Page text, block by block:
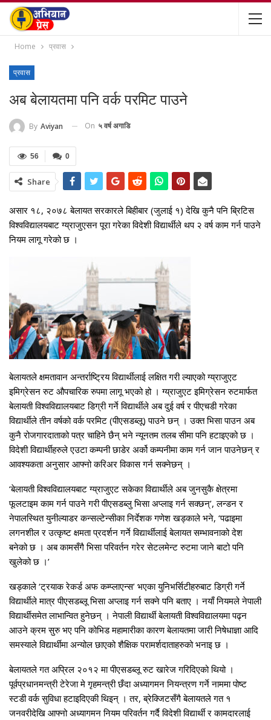
Home प्रवास
प्रवास
अब बेलायतमा पनि वर्क परमिट पाउने
By Aviyan On ५ वर्ष अगाडि
0
56
Share
असार १८, २०७८ बेलायत सरकारले बिहीबार (जुलाई १) देखि कुनै पनि ब्रिटिस
विश्वविद्यालयबाट ग्य्राजुएसन पूरा गरेका विदेशी विद्यार्थीले थप २ वर्ष काम गर्न पाउने
नियम लागू गरेको छ ।
बेलायतले क्षमतावान अन्तर्राष्ट्रिय विद्यार्थीलाई लक्षित गरी ल्याएको ग्य्राजुएट
इमिग्रेसन रुट औपचारिक रुपमा लागू भएको हो । ग्य्राजुएट इमिग्रेसन रुटमार्फत
बेलायती विश्वविद्यालयबाट डिग्री गर्ने विद्यार्थीले अब दुई वर्ष र पीएचडी गरेका
विद्यार्थीले तीन वर्षको वर्क परमिट (पीएसडब्लू) पाउने छन् । उक्त भिसा पाउन अब
कुनै रोजगारदाताको पत्र चाहिने छैन् भने न्यूनतम तलब सीमा पनि हटाइएको छ ।
विदेशी विद्यार्थीहरुले एउटा कम्पनी छाडेर अर्को कम्पनीमा काम गर्न जान पाउनेछन् र
आवश्यकता अनुसार आफ्नो करिअर विकास गर्न सक्नेछन् ।
‘बेलायती विश्वविद्यालयबाट ग्य्राजुएट सकेका विद्यार्थीले अब जुनसुकै क्षेत्रमा
फूलटाइम काम गर्न पाउने गरी पीएसडब्लु भिसा अप्लाइ गर्न सक्छन्’, लन्डन र
नेपालस्थित युनील्याडर कन्सल्टेन्सीका निर्देशक गणेश खड्काले भने, ‘पढाइमा
लगनशील र उत्कृष्ट क्षमता प्रदर्शन गर्ने विद्यार्थीलाई बेलायत सम्भावनाको देश
बनेको छ । अब कामसँगै भिसा परिवर्तन गरेर सेटलमेन्ट रुटमा जाने बाटो पनि
खुलेको छ ।’
खड्काले ‘ट्रयाक रेकर्ड अफ कम्प्लाएन्स’ भएका युनिभर्सिटीहरुबाट डिग्री गर्ने
विद्यार्थीले मात्र पीएसडब्लू भिसा अप्लाइ गर्न सक्ने पनि बताए । नयाँ नियमले नेपाली
विद्यार्थीसमेत लाभान्वित हुनेछन् । नेपाली विद्यार्थी बेलायती विश्वविद्यालयमा पढ्न
आउने क्रम सुरु भए पनि कोभिड महामारीका कारण बेलायतमा जारी निषेधाज्ञा आदि
समस्याले विद्यार्थीमा अन्योल छाएको शैक्षिक परामर्शदाताहरुको भनाइ छ ।
बेलायतले गत अप्रिल २०१२ मा पीएसडब्लू रुट खारेज गरिदिएको थियो ।
पूर्वप्रधानमन्त्री टेरेजा मे गृहमन्त्री छँदा अध्यागमन नियन्त्रण गर्ने नाममा पोष्ट
स्टडी वर्क सुविधा हटाइदिएकी थिइन् । तर, ब्रेक्जिटसँगै बेलायतले गत १
जनवरीदेखि आफ्नो अध्यागमन नियम परिवर्तन गर्दै विदेशी विद्यार्थी र कामदारलाई